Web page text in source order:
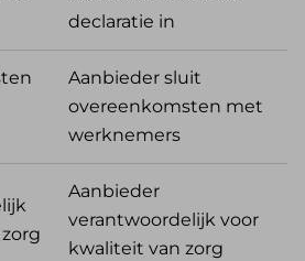
declaratie in
Aanbieder sluit
overeenkomsten met
werknemers
Aanbieder
verantwoordelijk voor
kwaliteit van zorg